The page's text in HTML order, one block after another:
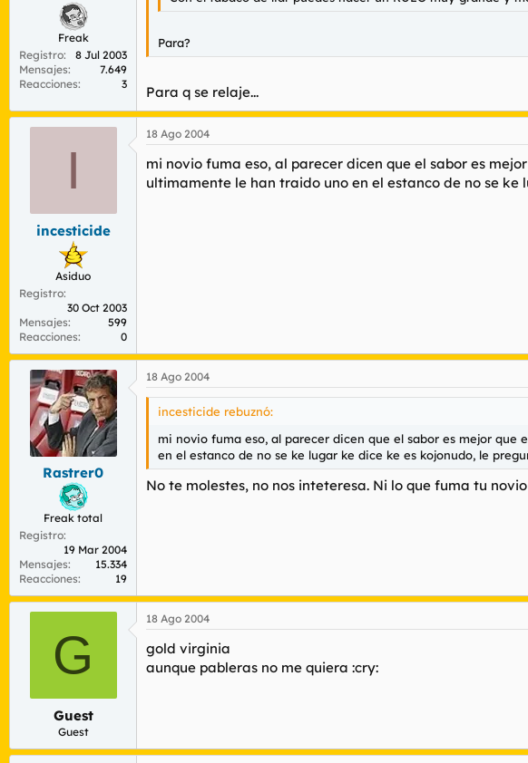
Freak
Registro
8 Jul 2003
Mensajes
7.649
Reacciones
3
Para?
Para q se relaje...
I
incesticide
Asiduo
Registro
30 Oct 2003
Mensajes
599
Reacciones
0
18 Ago 2004
mi novio fuma eso, al parecer dicen que el sabor es
ultimamente le han traido uno en el estanco de no se
Rastrer0
Freak total
Registro
19 Mar 2004
Mensajes
15.334
Reacciones
19
18 Ago 2004
incesticide rebuznó:
mi novio fuma eso, al parecer dicen que el sabor es mejor
en el estanco de no se ke lugar ke dice ke es kojonudo, le
No te molestes, no nos inteteresa. Ni lo que fuma tu
G
Guest
Guest
18 Ago 2004
gold virginia
aunque pableras no me quiera :cry: